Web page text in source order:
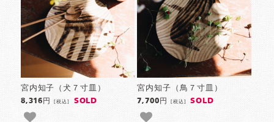
宮内知子（犬７寸皿）
8,316円[税込] SOLD
宮内知子（鳥７寸皿）
7,700円 [税込] SOLD